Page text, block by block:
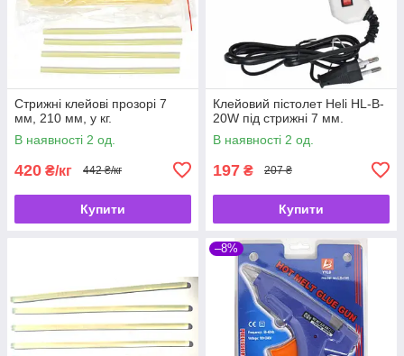
Стрижні клейові прозорі 7
мм, 210 мм, у кг.
В наявності 2 од.
420 ₴/кг 442 ₴/кг
Купити
Клейовий пістолет Heli HL-B-
20W під стрижні 7 мм.
В наявності 2 од.
197 ₴ 207 ₴
Купити
–8%